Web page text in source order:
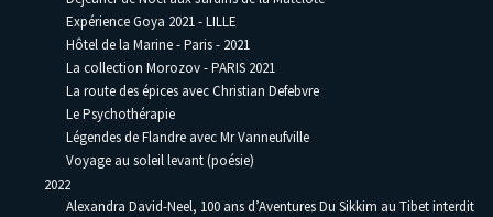
Expérience Goya 2021 - LILLE
Hôtel de la Marine - Paris - 2021
La collection Morozov - PARIS 2021
La route des épices avec Christian Defebvre
Le Psychothérapie
Légendes de Flandre avec Mr Vanneufville
Voyage au soleil levant (poésie)
2022
Alexandra David-Neel, 100 ans d’Aventures Du Sikkim au Tibet interdit